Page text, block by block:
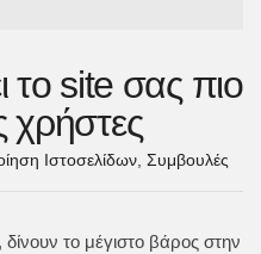
το site σας πιο
χρήστες
Ιστοσελίδων Συμβουλές
το μέγιστο βάρος στην